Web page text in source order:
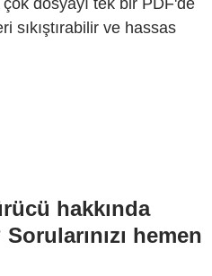
sıkıştırabilir ve hassas
hakkında
hemen